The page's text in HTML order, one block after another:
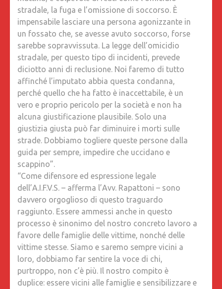
stradale, la fuga e l’omissione di soccorso. È
impensabile lasciare una persona agonizzante in
un fossato che, se avesse avuto soccorso, forse
sarebbe sopravvissuta. La legge dell’omicidio
stradale, per questo tipo di incidenti, prevede
diciotto anni di reclusione. Noi faremo di tutto
affinché l’imputato abbia questa condanna,
perché quello che ha fatto è inaccettabile, è un
vero e proprio pericolo per la società e non ha
alcuna giustificazione plausibile. Solo una
giustizia giusta può far diminuire i morti sulle
strade. Dobbiamo togliere queste persone dalla
guida per sempre, impedire che uccidano e
scappino”.
“Come difensore ed espressione legale
dell’A.I.F.V.S. – afferma l’Avv. Rapattoni – sono
davvero orgoglioso di questo traguardo
raggiunto. Essere ammessi anche in questo
processo è sinonimo del nostro concreto lavoro a
favore delle famiglie delle vittime, nonché delle
vittime stesse. Siamo e saremo sempre vicini a
loro, dobbiamo far sentire la voce di chi,
purtroppo, non c’è più. Il nostro compito è
duplice: essere vicini alle famiglie e sensibilizzare e